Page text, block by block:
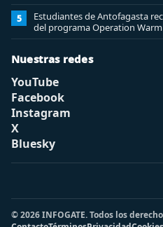
5
Estudiantes de Antofagasta
del programa Operation Warm
Nuestras redes
YouTube
Facebook
Instagram
X
Bluesky
© 2026 INFOGATE. Todos los